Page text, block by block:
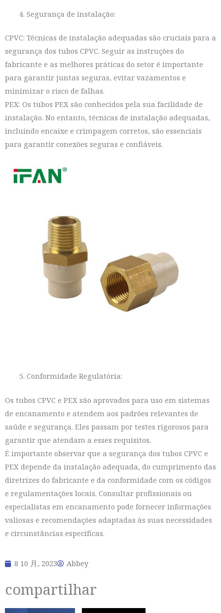
Segurança de instalação:
CPVC: Técnicas de instalação adequadas são cruciais para a
segurança dos tubos CPVC. Seguir as instruções do
fabricante e as melhores práticas do setor é importante
para garantir juntas seguras, evitar vazamentos e
minimizar o risco de falhas.
PEX: Os tubos PEX são conhecidos pela sua facilidade de
instalação. No entanto, técnicas de instalação adequadas,
incluindo encaixe e crimpagem corretos, são essenciais
para garantir conexões seguras e confiáveis.
Conformidade Regulatória:
Os tubos CPVC e PEX são aprovados para uso em sistemas
de encanamento e atendem aos padrões relevantes de
saúde e segurança. Eles passam por testes rigorosos para
garantir que atendam a esses requisitos.
É importante observar que a segurança dos tubos CPVC e
PEX depende da instalação adequada, do cumprimento das
diretrizes do fabricante e da conformidade com os códigos
e regulamentações locais. Consultar profissionais ou
especialistas em encanamento pode fornecer informações
valiosas e recomendações adaptadas às suas necessidades
e circunstâncias específicas.
8 10 月, 2023 Abbey
compartilhar